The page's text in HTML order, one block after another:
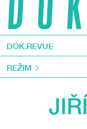
DOK.REVUE
REŽIM